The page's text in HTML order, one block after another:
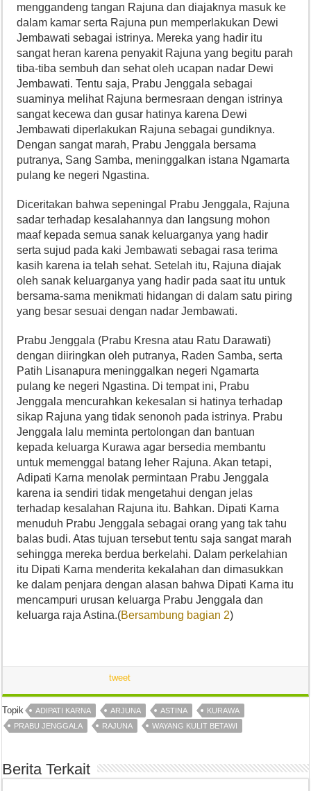
menggandeng tangan Rajuna dan diajaknya masuk ke
dalam kamar serta Rajuna pun memperlakukan Dewi
Jembawati sebagai istrinya. Mereka yang hadir itu
sangat heran karena penyakit Rajuna yang begitu parah
tiba-tiba sembuh dan sehat oleh ucapan nadar Dewi
Jembawati. Tentu saja, Prabu Jenggala sebagai
suaminya melihat Rajuna bermesraan dengan istrinya
sangat kecewa dan gusar hatinya karena Dewi
Jembawati diperlakukan Rajuna sebagai gundiknya.
Dengan sangat marah, Prabu Jenggala bersama
putranya, Sang Samba, meninggalkan istana Ngamarta
pulang ke negeri Ngastina.
Diceritakan bahwa sepeningal Prabu Jenggala, Rajuna
sadar terhadap kesalahannya dan langsung mohon
maaf kepada semua sanak keluarganya yang hadir
serta sujud pada kaki Jembawati sebagai rasa terima
kasih karena ia telah sehat. Setelah itu, Rajuna diajak
oleh sanak keluarganya yang hadir pada saat itu untuk
bersama-sama menikmati hidangan di dalam satu piring
yang besar sesuai dengan nadar Jembawati.
Prabu Jenggala (Prabu Kresna atau Ratu Darawati)
dengan diiringkan oleh putranya, Raden Samba, serta
Patih Lisanapura meninggalkan negeri Ngamarta
pulang ke negeri Ngastina. Di tempat ini, Prabu
Jenggala mencurahkan kekesalan si hatinya terhadap
sikap Rajuna yang tidak senonoh pada istrinya. Prabu
Jenggala lalu meminta pertolongan dan bantuan
kepada keluarga Kurawa agar bersedia membantu
untuk memenggal batang leher Rajuna. Akan tetapi,
Adipati Karna menolak permintaan Prabu Jenggala
karena ia sendiri tidak mengetahui dengan jelas
terhadap kesalahan Rajuna itu. Bahkan. Dipati Karna
menuduh Prabu Jenggala sebagai orang yang tak tahu
balas budi. Atas tujuan tersebut tentu saja sangat marah
sehingga mereka berdua berkelahi. Dalam perkelahian
itu Dipati Karna menderita kekalahan dan dimasukkan
ke dalam penjara dengan alasan bahwa Dipati Karna itu
mencampuri urusan keluarga Prabu Jenggala dan
keluarga raja Astina.(Bersambung bagian 2)
tweet
Topik ADIPATI KARNA ARJUNA ASTINA
KURAWA
PRABU JENGGALA
RAJUNA WAYANG KULIT BETAWI
Berita Terkait